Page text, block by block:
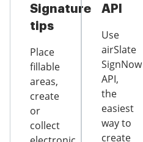
Signature
tips
Place
fillable
areas,
create
or
collect
API
Use
airSlate
SignNow
API,
the
easiest
way to
create